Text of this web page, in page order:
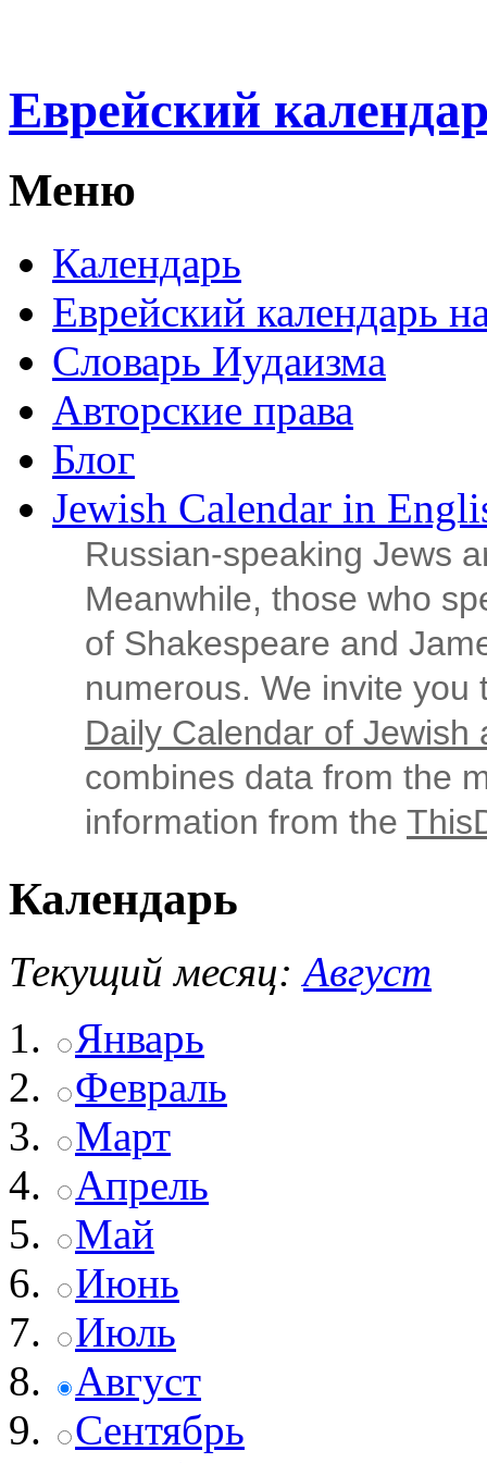
Еврейский
Меню
Календарь
Еврейский календарь
Словарь Иудаизма
Авторские права
Блог
Jewish Calendar in
Russian‑speaking Jews
Meanwhile, those who
of Shakespeare and
numerous. We invite
Daily Calendar of Jewish
combines data from the
information from the
Календарь
Текущий месяц: Август
Январь
Февраль
Март
Апрель
Май
Июнь
Июль
Август
Сентябрь